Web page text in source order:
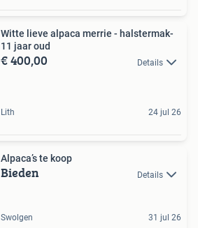
Witte lieve alpaca merrie - halstermak-
11 jaar oud
€ 400,00 Details
Lith 24 jul 26
Alpaca’s te koop
Bieden Details
Swolgen 31 jul 26